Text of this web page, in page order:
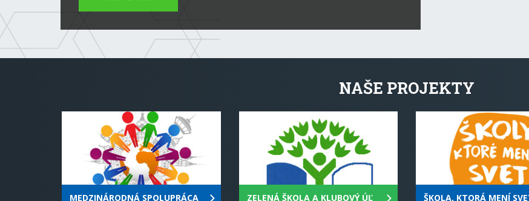
NAŠE PROJEKTY
MEDZINÁRODNÁ SPOLUPRÁCA ZELENÁ ŠKOLA A KLUBOVÝ ÚĽ ŠKOLA, KTORÁ MENÍ SVET